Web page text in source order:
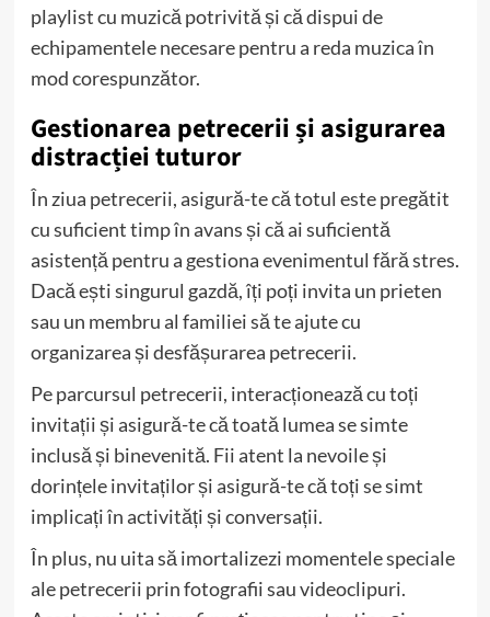
playlist cu muzică potrivită și că dispui de
echipamentele necesare pentru a reda muzica în
mod corespunzător.
Gestionarea petrecerii și asigurarea
distracției tuturor
În ziua petrecerii, asigură-te că totul este pregătit
cu suficient timp în avans și că ai suficientă
asistență pentru a gestiona evenimentul fără stres.
Dacă ești singurul gazdă, îți poți invita un prieten
sau un membru al familiei să te ajute cu
organizarea și desfășurarea petrecerii.
Pe parcursul petrecerii, interacționează cu toți
invitații și asigură-te că toată lumea se simte
inclusă și binevenită. Fii atent la nevoile și
dorințele invitaților și asigură-te că toți se simt
implicați în activități și conversații.
În plus, nu uita să imortalizezi momentele speciale
ale petrecerii prin fotografii sau videoclipuri.